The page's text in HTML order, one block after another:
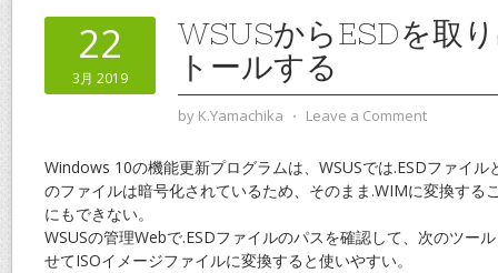
22
3月 2019
WSUSからESDを取
トールする
by K.Yamachika ⋅ Leave a Comment
Windows 10の機能更新プログラムは、WSUSでは.ESDファイル
のファイルは暗号化されているため、そのまま.WIMに変換する
にもできない。
WSUSの管理Webで.ESDファイルのパスを確認して、次のツー
せてISOイメージファイルに変換すると使いやすい。